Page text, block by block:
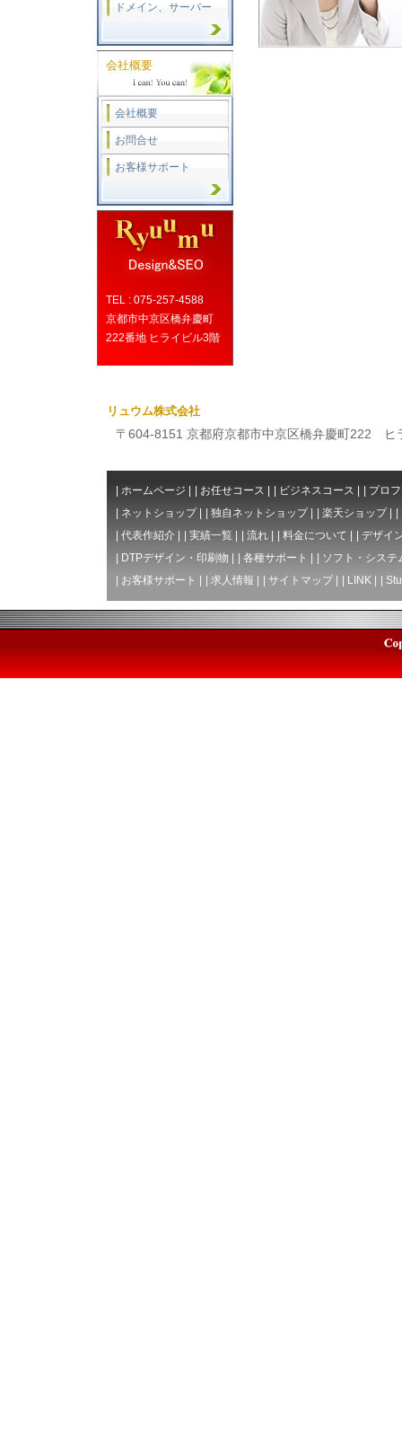
ドメイン、サーバー
会社概要
会社概要
お問合せ
お客様サポート
TEL : 075-257-4588
京都市中京区橋弁慶町
222番地 ヒライビル3階
リュウム株式会社
〒604-8151 京都府京都市中京区橋弁慶町222 ヒ
ホームページ お任せコース ビジネスコース
プロ
ネットショップ| 独自ネットショップ| 楽天ショップ|
代表作紹介| 実績一覧 流れ| 料金について
デザイ
DTPデザイン・印刷物 各種サポート
ソフト・システ
お客様サポート 求人情報 サイトマップ| LINK|